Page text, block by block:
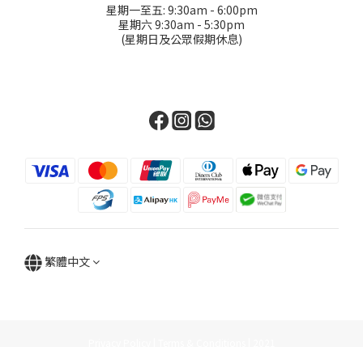
星期一至五: 9:30am - 6:00pm
星期六 9:30am - 5:30pm
(星期日及公眾假期休息)
繁體中文